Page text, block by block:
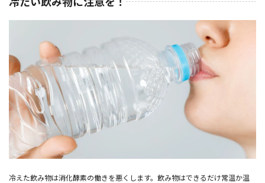
冷えた飲み物は消化酵素の働きを悪くします。飲み物はできるだけ常温か温